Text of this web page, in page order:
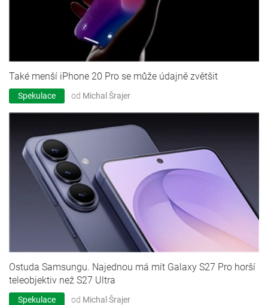
Také menší iPhone 20 Pro se může údajně zvětšit
Spekulace od Michal Šrajer
Ostuda Samsungu. Najednou má mít Galaxy S27 Pro horší
teleobjektiv než S27 Ultra
Spekulace od Michal Šrajer